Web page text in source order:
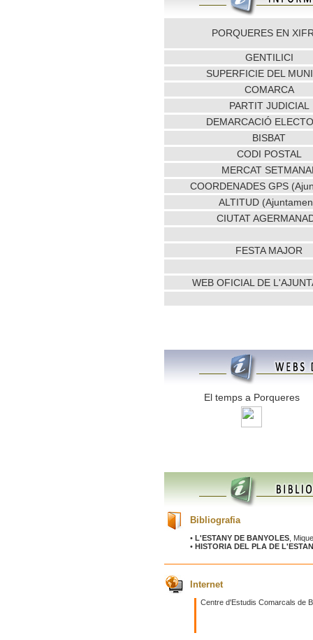
PORQUERES EN
GENTILICI
SUPERFICIE DEL
COMARCA
PARTIT JUDICIAL
DEMARCACIÓ
BISBAT
CODI POSTAL
MERCAT
COORDENADES GPS
ALTITUD
CIUTAT
FESTA MAJOR
WEB OFICIAL DE
El temps a Porqueres
Bibliografia
• L'ESTANY DE BANYOLES ,
• HISTORIA DEL PLA DE
Internet
Centre d'Estudis Comarcals de